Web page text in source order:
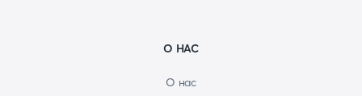
О НАС
О нас